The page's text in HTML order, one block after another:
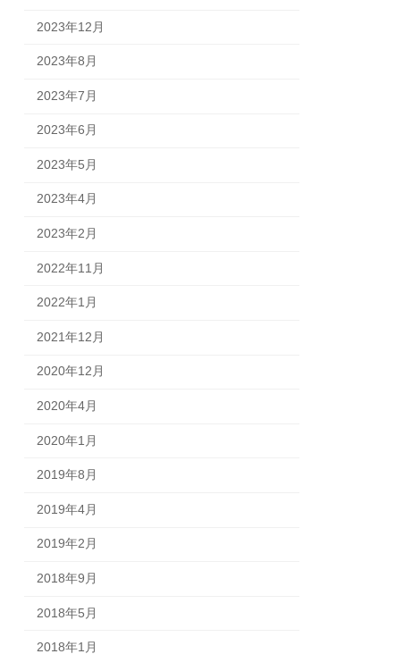
2023年12月
2023年8月
2023年7月
2023年6月
2023年5月
2023年4月
2023年2月
2022年11月
2022年1月
2021年12月
2020年12月
2020年4月
2020年1月
2019年8月
2019年4月
2019年2月
2018年9月
2018年5月
2018年1月